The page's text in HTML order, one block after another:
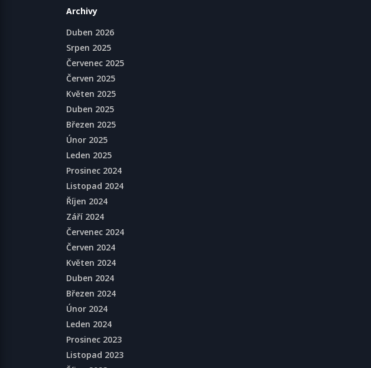
Archivy
Duben 2026
Srpen 2025
Červenec 2025
Červen 2025
Květen 2025
Duben 2025
Březen 2025
Únor 2025
Leden 2025
Prosinec 2024
Listopad 2024
Říjen 2024
Září 2024
Červenec 2024
Červen 2024
Květen 2024
Duben 2024
Březen 2024
Únor 2024
Leden 2024
Prosinec 2023
Listopad 2023